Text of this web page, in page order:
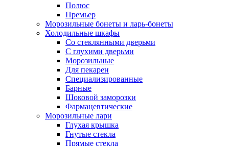
Полюс
Премьер
Морозильные бонеты и ларь-бонеты
Холодильные шкафы
Со стеклянными дверьми
С глухими дверьми
Морозильные
Для пекарен
Специализированные
Барные
Шоковой заморозки
Фармацевтические
Морозильные лари
Глухая крышка
Гнутые стекла
Прямые стекла